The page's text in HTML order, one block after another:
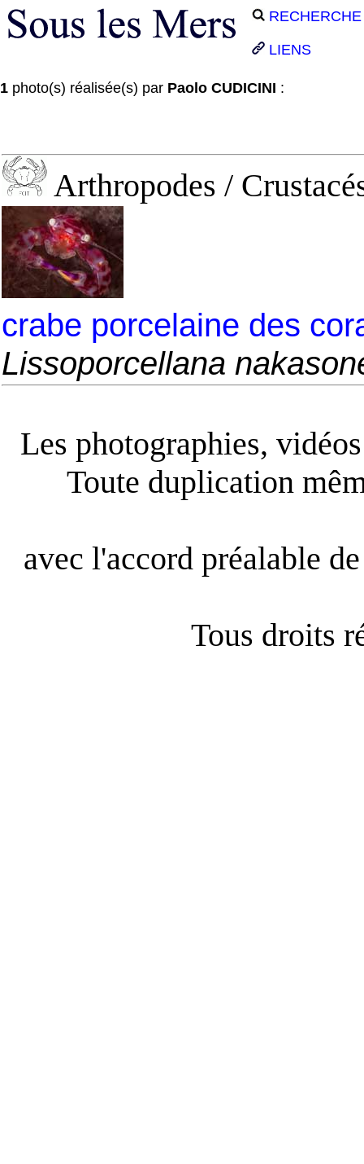
RECHERCHE
LIENS
1 photo(s) réalisée(s) par Paolo CUDICINI :
Arthropodes /
crabe porcelaine des
Lissoporcellana
Les photographies,
Toute duplication
avec l'accord préalable
Tous droits